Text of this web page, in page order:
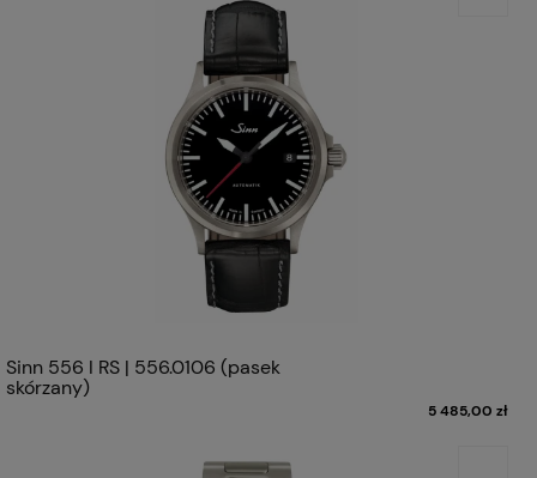
Sinn 556 I RS | 556.0106 (pasek
skórzany)
5 485,00 zł